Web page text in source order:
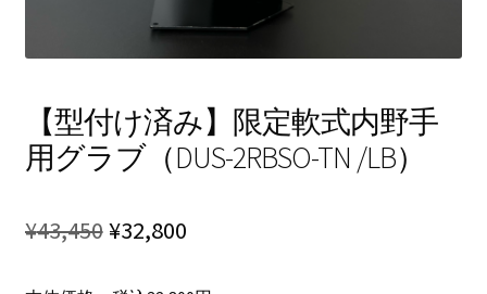
【型付け済み】限定軟式内野手
用グラブ（DUS-2RBSO-TN /LB）
¥43,450元
¥32,800現